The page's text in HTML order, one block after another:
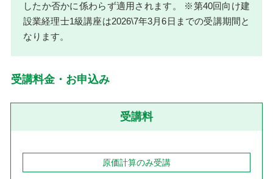
したか否かに係わらず適用されます。 ※第40回向け建
設業経理士1級講座は2026\7年3月6日までの受講期間と
なります。
受講料金・お申込み
受講料
原価計算のみ受講